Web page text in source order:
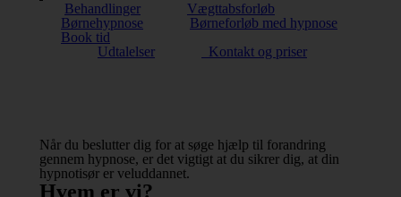
Behandlinger
Vægttabsforløb
Børnehypnose
Børneforløb med hypnose
Book tid
Udtalelser
Kontakt og priser
Når du beslutter dig for at søge hjælp til forandring
gennem hypnose, er det vigtigt at du sikrer dig, at din
hypnotisør er veluddannet.
Hvem er vi?